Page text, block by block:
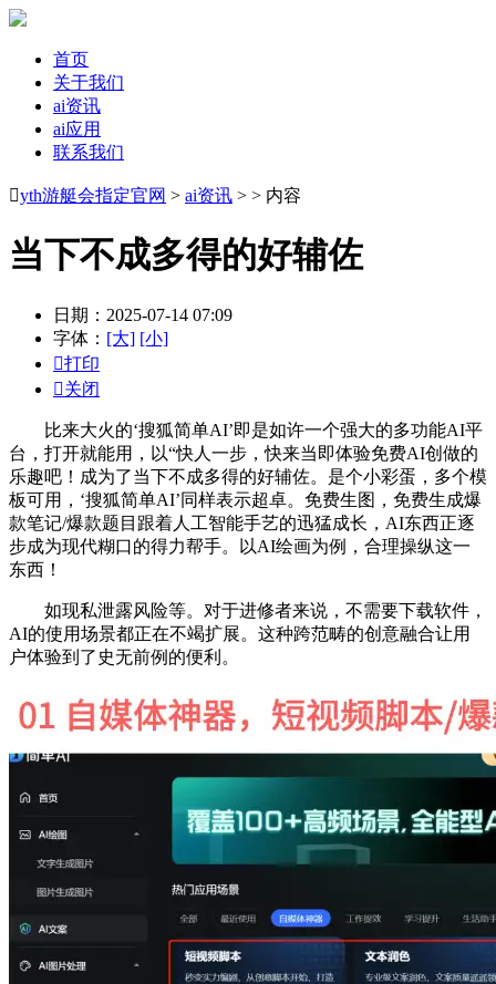
首页
关于我们
ai资讯
ai应用
联系我们
yth游艇会指定官网 > ai资讯 > > 内容
当下不成多得的好辅佐
日期：2025-07-14 07:09
字体： [大] [小]
打印
关闭
比来大火的‘搜狐简单AI’即是如许一个强大的多功能AI平
台，打开就能用，以“快人一步，快来当即体验免费AI创做的
乐趣吧！成为了当下不成多得的好辅佐。是个小彩蛋，多个模
板可用，‘搜狐简单AI’同样表示超卓。免费生图，免费生成爆
款笔记/爆款题目跟着人工智能手艺的迅猛成长，AI东西正逐
步成为现代糊口的得力帮手。以AI绘画为例，合理操纵这一
东西！
如现私泄露风险等。对于进修者来说，不需要下载软件，
AI的使用场景都正在不竭扩展。这种跨范畴的创意融合让用
户体验到了史无前例的便利。